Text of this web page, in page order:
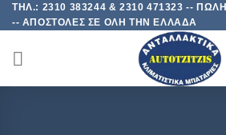
Skip
to
content
ΤΗΛ.: 2310 383244 & 2310 471323 --
-- ΑΠΟΣΤΟΛΕΣ ΣΕ ΟΛΗ ΤΗΝ ΕΛΛΑΔΑ